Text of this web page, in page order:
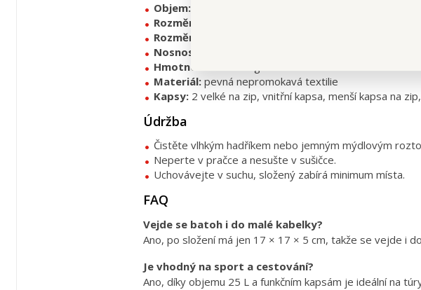
Objem:cca 25 L
Rozměry rozložený:
Rozměry složený:
Nosnost:
Hmotnost:
Materiál:pevná nepromokavá textilie
Kapsy:2 velké na zip, vnitřní kapsa, menší kapsa na
Údržba
Čistěte vlhkým hadříkem nebo jemným mýdlovým
Neperte v pračce a nesušte v sušičce.
Uchovávejte v suchu, složený zabírá minimum místa.
FAQ
Vejde se batoh i do malé kabelky?
Ano, po složení má jen 17 × 17 × 5 cm, takže se vejde i
Je vhodný na sport a cestování?
Ano, díky objemu 25 L a funkčním kapsám je ideální na